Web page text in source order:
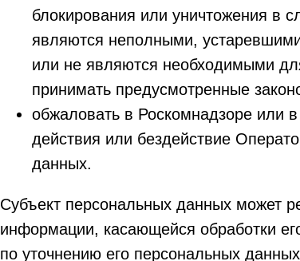
блокирования или уничтожения в
являются неполными,
или не являются необходимыми
принимать предусмотренные
обжаловать в Роскомнадзоре или
действия или бездействие
данных.
Субъект персональных данных может
информации, касающейся обработки
по уточнению его персональных